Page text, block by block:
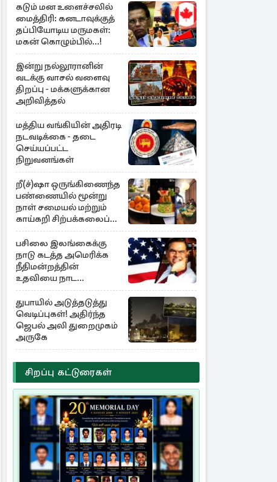
கடும் மன உளைச்சலில்
மைத்திரி: கனடாவுக்குத்
தப்பியோடிய மருமகள்:
மகன் கொழும்பில்...!
இன்று நல்லூரானின்
வடக்கு வாசல் வளைவு
திறப்பு - மக்களுக்கான
அறிவித்தல்
மத்திய வங்கியின் அதிரடி
நடவடிக்கை - தடை
செய்யப்பட்ட
நிறுவனங்கள்
றீ(ச்)ஷா ஒருங்கிணைந்த
பண்ணையில் மூன்று
நாள் சமையல் மற்றும்
காய்கறி சிற்பக்கலைப்
பயிற்சி
பசிலை இலங்கைக்கு
நாடு கடத்த அமெரிக்க
நீதிமன்றத்தின்
உதவியை நாட
அரசாங்கம் முடிவு
துபாயில் அடுத்தடுத்து
வெடிப்புகள்! அதிர்ந்த
ஜெபல் அலி துறைமுகம்
அருகே
சிறப்பு கட்டுரைகள்